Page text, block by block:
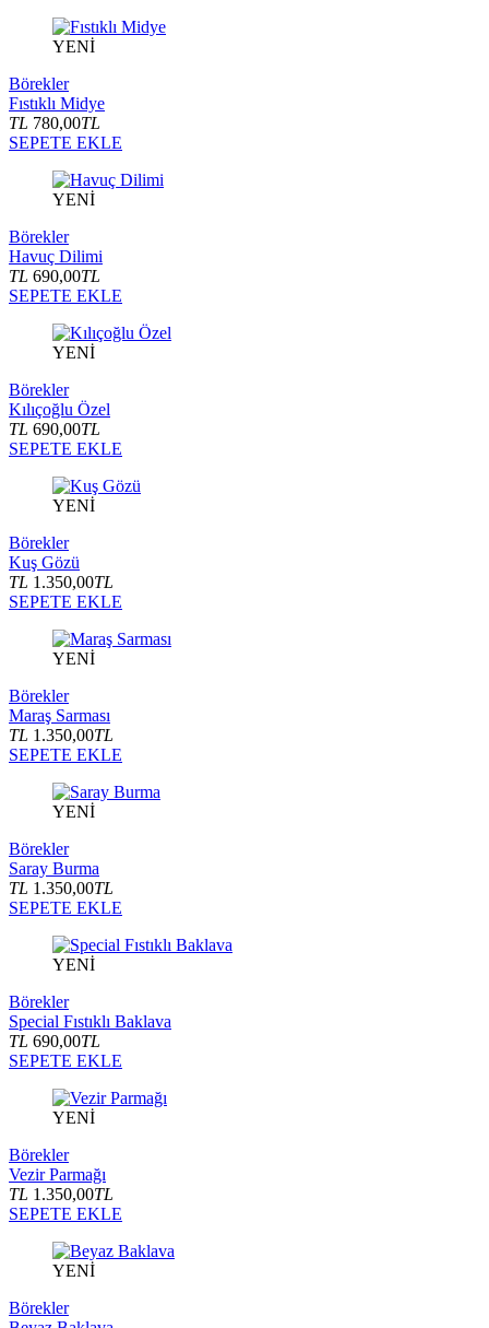
YENİ
Börekler
Fıstıklı Midye
TL 780,00TL
SEPETE EKLE
YENİ
Börekler
Havuç Dilimi
TL 690,00TL
SEPETE EKLE
YENİ
Börekler
Kılıçoğlu Özel
TL 690,00TL
SEPETE EKLE
YENİ
Börekler
Kuş Gözü
TL 1.350,00TL
SEPETE EKLE
YENİ
Börekler
Maraş Sarması
TL 1.350,00TL
SEPETE EKLE
YENİ
Börekler
Saray Burma
TL 1.350,00TL
SEPETE EKLE
YENİ
Börekler
Special Fıstıklı Baklava
TL 690,00TL
SEPETE EKLE
YENİ
Börekler
Vezir Parmağı
TL 1.350,00TL
SEPETE EKLE
YENİ
Börekler